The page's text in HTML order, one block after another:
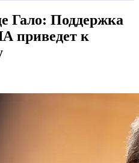
Гало: Поддержка
приведет к